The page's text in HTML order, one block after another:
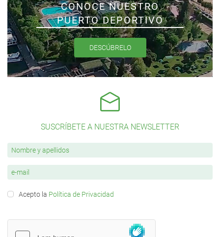
CONOCE NUESTRO
PUERTO DEPORTIVO
DESCÚBRELO
SUSCRÍBETE A NUESTRA NEWSLETTER
Acepto la Política de Privacidad